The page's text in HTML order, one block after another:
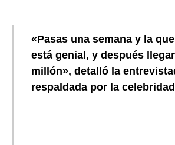
«Pasas una semana y la
está genial, y después
millón», detalló la
respaldada por la